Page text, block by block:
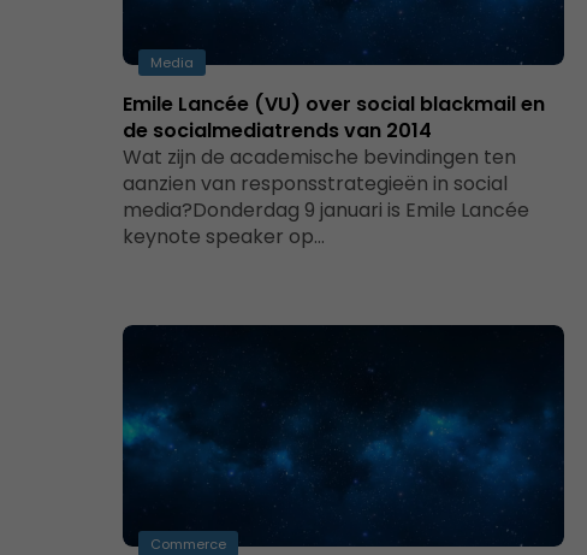
Media
Emile Lancée (VU) over social blackmail en
de socialmediatrends van 2014
Wat zijn de academische bevindingen ten
aanzien van responsstrategieën in social
media?Donderdag 9 januari is Emile Lancée
keynote speaker op…
Commerce